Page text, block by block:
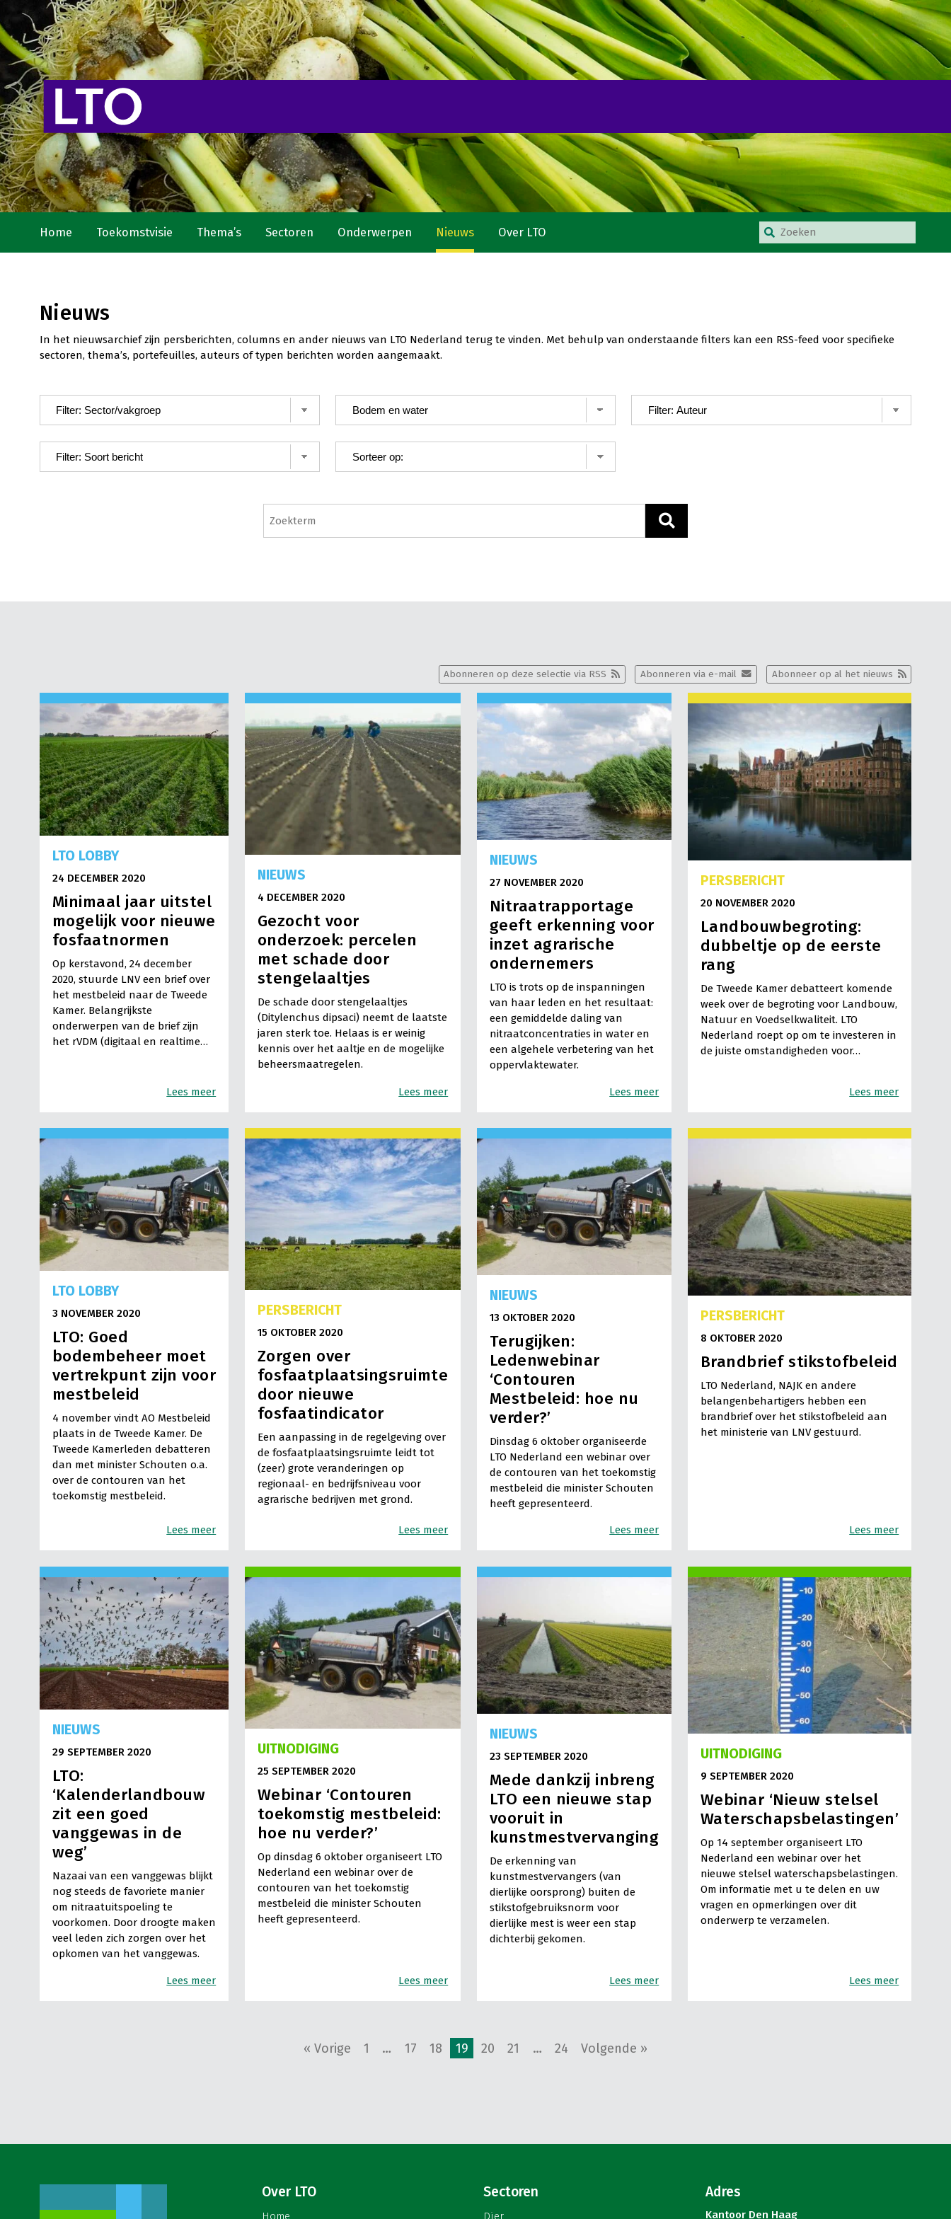
Home Toekomstvisie Thema’s Sectoren Onderwerpen Nieuws Over LTO
Nieuws
In het nieuwsarchief zijn persberichten, columns en ander nieuws van LTO Nederland terug te vinden. Met behulp van onderstaande filters kan een RSS-feed voor specifieke
sectoren, thema’s, portefeuilles, auteurs of typen berichten worden aangemaakt.
Abonneer op al het nieuws
Abonneren via e-mail
Abonneren op deze selectie via RSS
LTO LOBBY
24 DECEMBER 2020
Minimaal jaar uitstel
mogelijk voor nieuwe
fosfaatnormen
Op kerstavond, 24 december
2020, stuurde LNV een brief over
het mestbeleid naar de Tweede
Kamer. Belangrijkste
onderwerpen van de brief zijn
het rVDM (digitaal en realtime…
Lees meer
NIEUWS
4 DECEMBER 2020
Gezocht voor
onderzoek: percelen
met schade door
stengelaaltjes
De schade door stengelaaltjes
(Ditylenchus dipsaci) neemt de laatste
jaren sterk toe. Helaas is er weinig
kennis over het aaltje en de mogelijke
beheersmaatregelen.
Lees meer
NIEUWS
27 NOVEMBER 2020
Nitraatrapportage
geeft erkenning voor
inzet agrarische
ondernemers
LTO is trots op de inspanningen
van haar leden en het resultaat:
een gemiddelde daling van
nitraatconcentraties in water en
een algehele verbetering van het
oppervlaktewater.
Lees meer
PERSBERICHT
20 NOVEMBER 2020
Landbouwbegroting:
dubbeltje op de eerste
rang
De Tweede Kamer debatteert komende
week over de begroting voor Landbouw,
Natuur en Voedselkwaliteit. LTO
Nederland roept op om te investeren in
de juiste omstandigheden voor…
Lees meer
LTO LOBBY
3 NOVEMBER 2020
LTO: Goed
bodembeheer moet
vertrekpunt zijn voor
mestbeleid
4 november vindt AO Mestbeleid
plaats in de Tweede Kamer. De
Tweede Kamerleden debatteren
dan met minister Schouten o.a.
over de contouren van het
toekomstig mestbeleid.
Lees meer
PERSBERICHT
15 OKTOBER 2020
Zorgen over
fosfaatplaatsingsruimte
door nieuwe
fosfaatindicator
Een aanpassing in de regelgeving over
de fosfaatplaatsingsruimte leidt tot
(zeer) grote veranderingen op
regionaal- en bedrijfsniveau voor
agrarische bedrijven met grond.
Lees meer
NIEUWS
13 OKTOBER 2020
Terugijken:
Ledenwebinar
‘Contouren
Mestbeleid: hoe nu
verder?’
Dinsdag 6 oktober organiseerde
LTO Nederland een webinar over
de contouren van het toekomstig
mestbeleid die minister Schouten
heeft gepresenteerd.
Lees meer
PERSBERICHT
8 OKTOBER 2020
Brandbrief stikstofbeleid
LTO Nederland, NAJK en andere
belangenbehartigers hebben een
brandbrief over het stikstofbeleid aan
het ministerie van LNV gestuurd.
Lees meer
NIEUWS
29 SEPTEMBER 2020
LTO:
‘Kalenderlandbouw
zit een goed
vanggewas in de
weg’
Nazaai van een vanggewas blijkt
nog steeds de favoriete manier
om nitraatuitspoeling te
voorkomen. Door droogte maken
veel leden zich zorgen over het
opkomen van het vanggewas.
Lees meer
UITNODIGING
25 SEPTEMBER 2020
Webinar ‘Contouren
toekomstig mestbeleid:
hoe nu verder?’
Op dinsdag 6 oktober organiseert LTO
Nederland een webinar over de
contouren van het toekomstig
mestbeleid die minister Schouten
heeft gepresenteerd.
Lees meer
NIEUWS
23 SEPTEMBER 2020
Mede dankzij inbreng
LTO een nieuwe stap
vooruit in
kunstmestvervanging
De erkenning van
kunstmestvervangers (van
dierlijke oorsprong) buiten de
stikstofgebruiksnorm voor
dierlijke mest is weer een stap
dichterbij gekomen.
Lees meer
UITNODIGING
9 SEPTEMBER 2020
Webinar ‘Nieuw stelsel
Waterschapsbelastingen’
Op 14 september organiseert LTO
Nederland een webinar over het
nieuwe stelsel waterschapsbelastingen.
Om informatie met u te delen en uw
vragen en opmerkingen over dit
onderwerp te verzamelen.
Lees meer
« Vorige 1 … 17 18 19 20 21 … 24 Volgende »
Over LTO
Home
Sectoren
Dier
Adres
Kantoor Den Haag